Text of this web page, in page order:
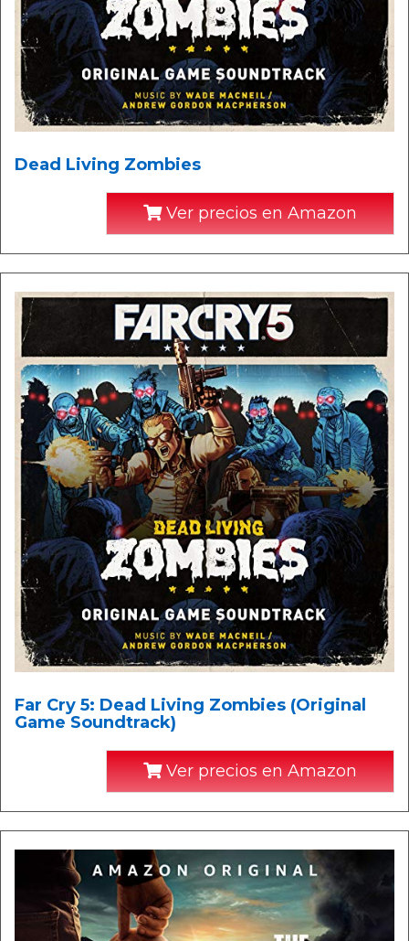
Dead Living Zombies
Ver precios en Amazon
Far Cry 5: Dead Living Zombies (Original
Game Soundtrack)
Ver precios en Amazon